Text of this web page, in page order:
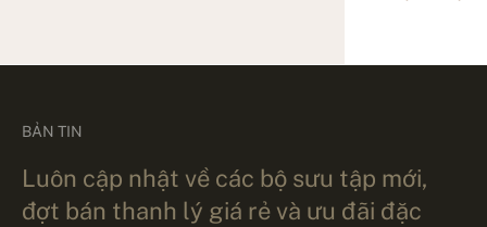
BẢN TIN
Luôn cập nhật về các bộ sưu tập mới,
đợt bán thanh lý giá rẻ và ưu đãi đặc